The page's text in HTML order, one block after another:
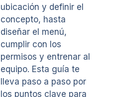
ubicación y definir el
concepto, hasta
diseñar el menú,
cumplir con los
permisos y entrenar al
equipo. Esta guía te
lleva paso a paso por
los puntos clave para